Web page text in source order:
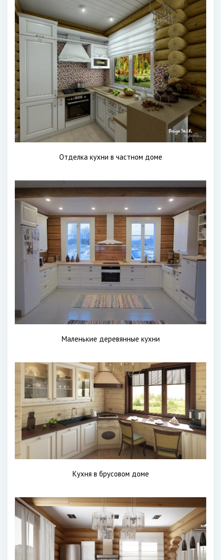
Отделка кухни в частном доме
Маленькие деревянные кухни
Кухня в брусовом доме